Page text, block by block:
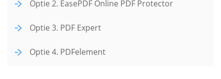
Optie 2. EasePDF Online PDF Protector
Optie 3. PDF Expert
Optie 4. PDFelement